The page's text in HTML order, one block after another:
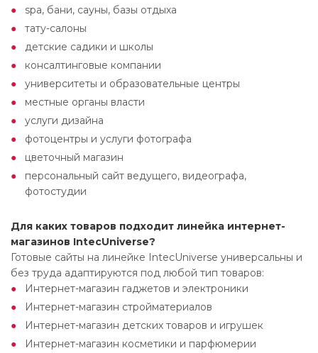
spa, бани, сауны, базы отдыха
тату-салоны
детские садики и школы
консалтинговые компании
университеты и образовательные центры
местные органы власти
услуги дизайна
фотоцентры и услуги фотографа
цветочный магазин
персональный сайт ведущего, видеографа,
фотостудии
Для каких товаров подходит линейка интернет-
магазинов IntecUniverse?
Готовые сайты на линейке IntecUniverse универсальны и
без труда адаптируются под любой тип товаров:
Интернет-магазин гаджетов и электроники
Интернет-магазин стройматериалов
Интернет-магазин детских товаров и игрушек
Интернет-магазин косметики и парфюмерии